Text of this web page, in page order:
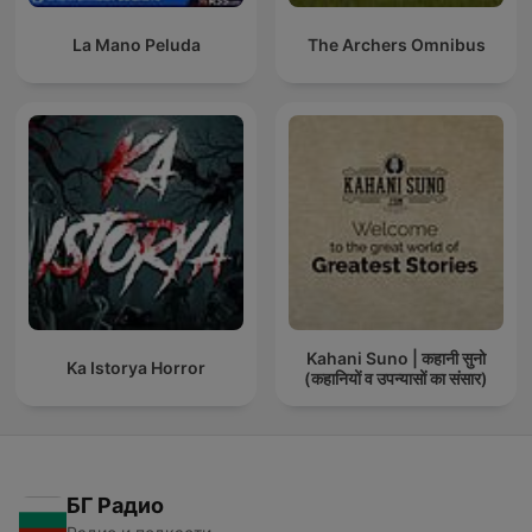
La Mano Peluda The Archers Omnibus
Ka Istorya Horror
Kahani Suno | कहानी सुनो
(कहानियों व उपन्यासों का संसार)
БГ Радио